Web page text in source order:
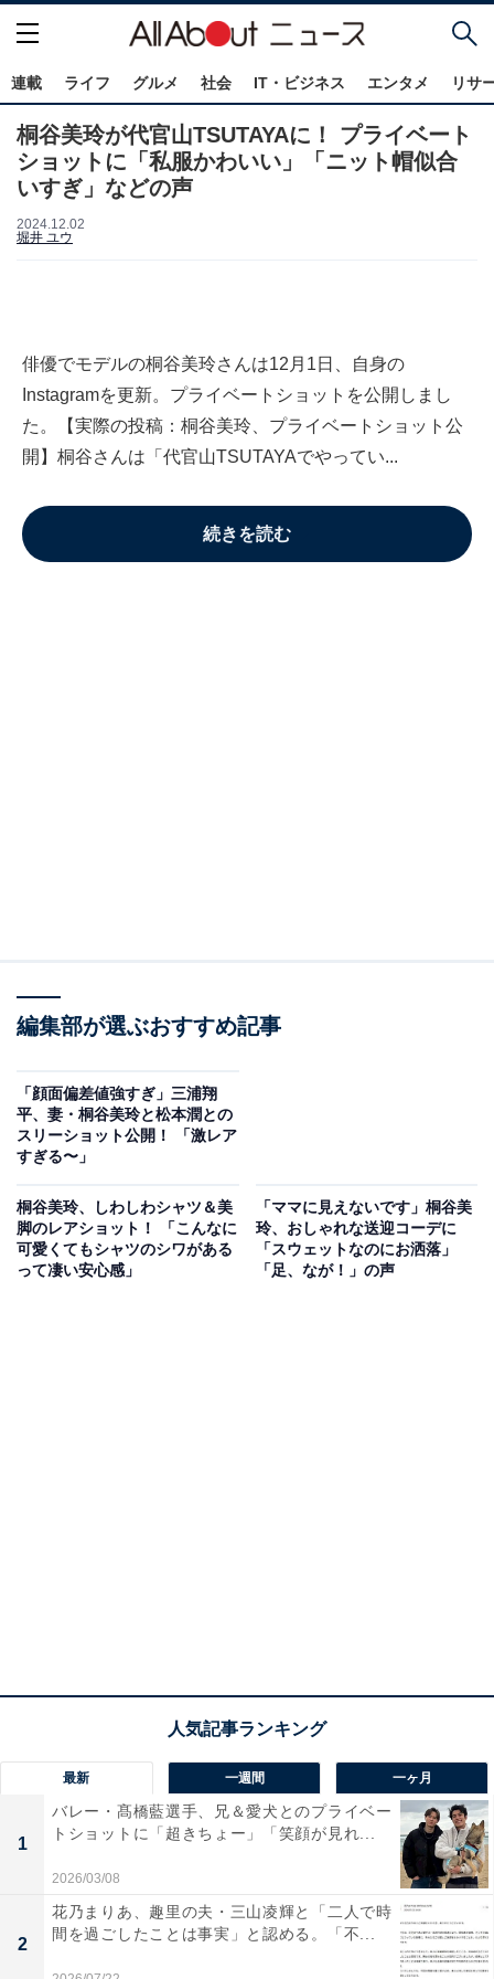
連載 ライフ グルメ 社会 IT・ビジネス エンタメ リサ
桐谷美玲が代官山TSUTAYAに！ プライベート
ショットに「私服かわいい」「ニット帽似合
いすぎ」などの声
2024.12.02
堀井 ユウ
俳優でモデルの桐谷美玲さんは12月1日、自身の
Instagramを更新。プライベートショットを公開しまし
た。【実際の投稿：桐谷美玲、プライベートショット公
開】桐谷さんは「代官山TSUTAYAでやってい...
続きを読む
編集部が選ぶおすすめ記事
「顔面偏差値強すぎ」三浦翔
平、妻・桐谷美玲と松本潤との
スリーショット公開！ 「激レア
すぎる〜」
桐谷美玲、しわしわシャツ＆美
脚のレアショット！ 「こんなに
可愛くてもシャツのシワがある
って凄い安心感」
「ママに見えないです」桐谷美
玲、おしゃれな送迎コーデに
「スウェットなのにお洒落」
「足、なが！」の声
最新 一週間 一ヶ月
1
バレー・髙橋藍選手、兄＆愛犬とのプライベー
トショットに「超きちょー」「笑顔が見れ...
2026/03/08
2
花乃まりあ、趣里の夫・三山凌輝と「二人で時
間を過ごしたことは事実」と認める。「不...